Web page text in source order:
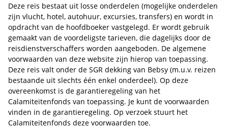
Deze reis bestaat uit losse onderdelen (mogelijke onderdelen
zijn vlucht, hotel, autohuur, excursies, transfers) en wordt in
opdracht van de hoofdboeker vastgelegd. Er wordt gebruik
gemaakt van de voordeligste tarieven, die dagelijks door de
reisdienstverschaffers worden aangeboden. De algemene
voorwaarden van deze website zijn hierop van toepassing.
Deze reis valt onder de SGR dekking van Bebsy (m.u.v. reizen
bestaande uit slechts één enkel onderdeel). Op deze
overeenkomst is de garantieregeling van het
Calamiteitenfonds van toepassing. Je kunt de voorwaarden
vinden in de garantieregeling. Op verzoek stuurt het
Calamiteitenfonds deze voorwaarden toe.